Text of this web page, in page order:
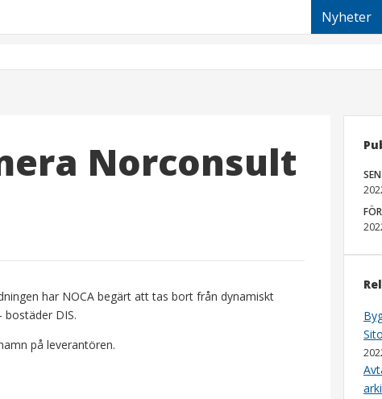
Nyheter
Norconsult
har NOCA begärt att tas bort från dynamiskt
DIS.
på leverantören.